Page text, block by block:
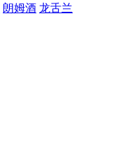
朗姆酒 龙舌兰